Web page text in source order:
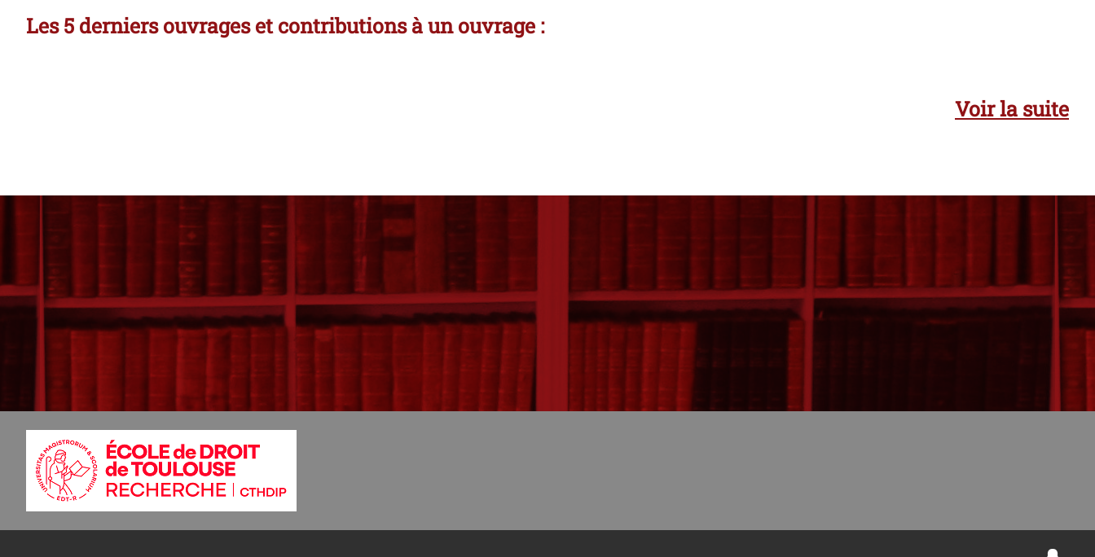
Les 5 derniers ouvrages et contributions à un ouvrage :
Voir la suite